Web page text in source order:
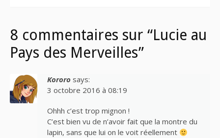
8 commentaires sur “Lucie au
Pays des Merveilles”
Kororo says:
3 octobre 2016 à 08:19
Ohhh c’est trop mignon !
C’est bien vu de n’avoir fait que la montre du
lapin, sans que lui on le voit réellement